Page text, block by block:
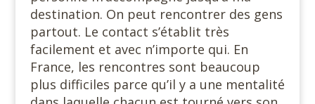
destination. On peut rencontrer des gens
partout. Le contact s’établit très
facilement et avec n’importe qui. En
France, les rencontres sont beaucoup
plus difficiles parce qu’il y a une mentalité